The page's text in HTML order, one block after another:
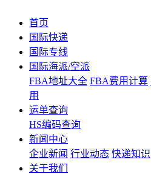
首页
国际快递
国际专线
国际海派/空派
FBA地址大全 FBA费用计算
用
运单查询
HS编码查询
新闻中心
企业新闻 行业动态 快递知识
关于我们